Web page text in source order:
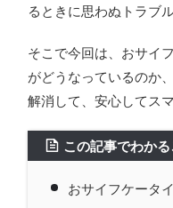
るときに思わぬトラブ
そこで今回は、おサイ
がどうなっているのか
解消して、安心してス
この記事でわかる
おサイフケータ